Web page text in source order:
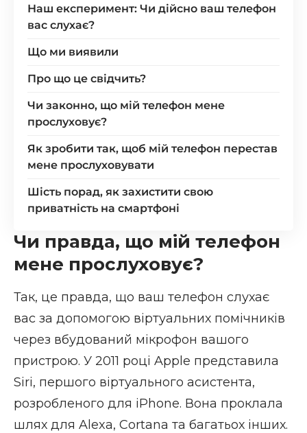
Наш експеримент: Чи дійсно ваш телефон
вас слухає?
Що ми виявили
Про що це свідчить?
Чи законно, що мій телефон мене
прослуховує?
Як зробити так, щоб мій телефон перестав
мене прослуховувати
Шість порад, як захистити свою
приватність на смартфоні
Чи правда, що мій телефон
мене прослуховує?
Так, це правда, що ваш телефон слухає
вас за допомогою віртуальних помічників
через вбудований мікрофон вашого
пристрою. У 2011 році Apple представила
Siri, першого віртуального асистента,
розробленого для iPhone. Вона проклала
шлях для Alexa, Cortana та багатьох інших.